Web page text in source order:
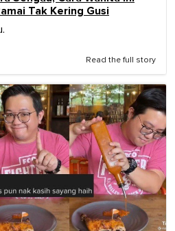
Tak Kering Gusi
Read the full story